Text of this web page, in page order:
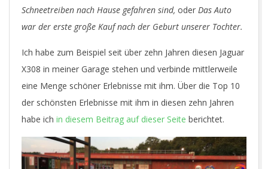
Schneetreiben nach Hause gefahren sind, oder Das Auto
war der erste große Kauf nach der Geburt unserer Tochter.
Ich habe zum Beispiel seit über zehn Jahren diesen Jaguar
X308 in meiner Garage stehen und verbinde mittlerweile
eine Menge schöner Erlebnisse mit ihm. Über die Top 10
der schönsten Erlebnisse mit ihm in diesen zehn Jahren
habe ich in diesem Beitrag auf dieser Seite berichtet.